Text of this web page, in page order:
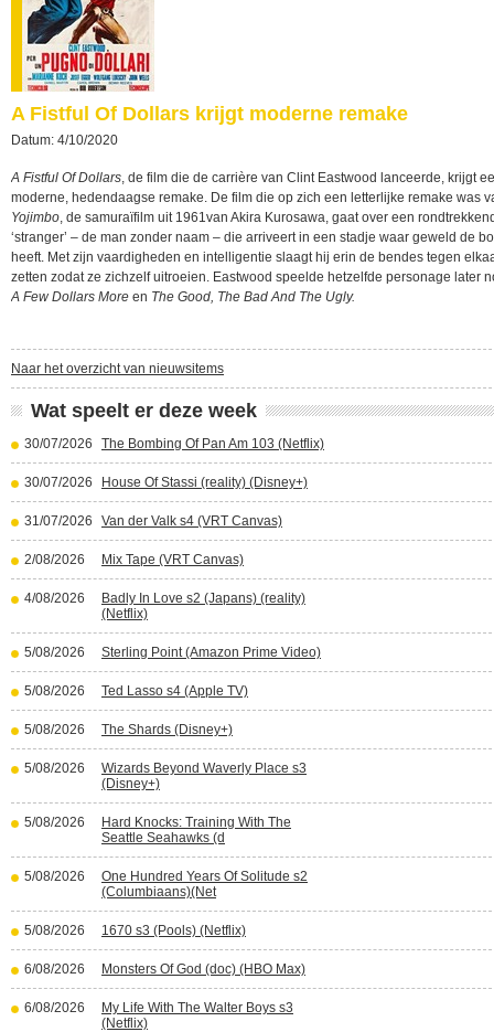
A Fistful Of Dollars krijgt moderne remake
Datum: 4/10/2020
A Fistful Of Dollars, de film die de carrière van Clint Eastwood lanceerde, krijgt
moderne, hedendaagse remake. De film die op zich een letterlijke remake was
Yojimbo, de samuraïfilm uit 1961van Akira Kurosawa, gaat over een
‘stranger’ – de man zonder naam – die arriveert in een stadje waar geweld de
heeft. Met zijn vaardigheden en intelligentie slaagt hij erin de bendes tegen
zetten zodat ze zichzelf uitroeien. Eastwood speelde hetzelfde personage later
A Few Dollars More en The Good, The Bad And The Ugly.
Naar het overzicht van nieuwsitems
Wat speelt er deze week
30/07/2026 The Bombing Of Pan Am 103 (Netflix)
30/07/2026 House Of Stassi (reality) (Disney+)
31/07/2026 Van der Valk s4 (VRT Canvas)
2/08/2026 Mix Tape (VRT Canvas)
4/08/2026
Badly In Love s2 (Japans) (reality)
(Netflix)
5/08/2026 Sterling Point (Amazon Prime Video)
5/08/2026 Ted Lasso s4 (Apple TV)
5/08/2026 The Shards (Disney+)
5/08/2026
Wizards Beyond Waverly Place s3
(Disney+)
5/08/2026
Hard Knocks: Training With The
Seattle Seahawks (d
5/08/2026
One Hundred Years Of Solitude s2
(Columbiaans)(Net
5/08/2026 1670 s3 (Pools) (Netflix)
6/08/2026 Monsters Of God (doc) (HBO Max)
6/08/2026
My Life With The Walter Boys s3
(Netflix)